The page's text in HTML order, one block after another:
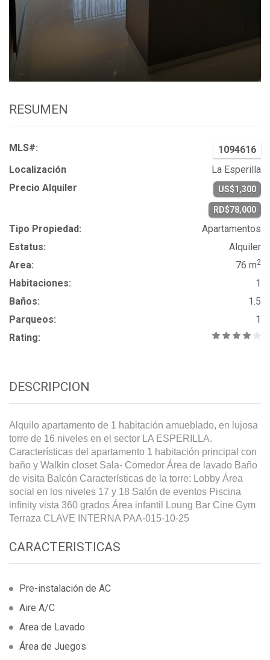
RESUMEN
MLS#:
1094616
Localización
La Esperilla
Precio Alquiler
US$1,300
RD$78,000
Tipo Propiedad:
Apartamentos
Estatus:
Alquiler
Area:
76 m2
Habitaciones:
1
Baños:
1.5
Parqueos:
1
Rating:
DESCRIPCION
Alquilo apartamento de 1 habitación amueblado, en lujosa
torre de 16 niveles en el sector LA ESPERILLA.
Características del apartamento 1 habitación principal con
baño y Walkin closet Sala- Comedor Área de lavado Baño
de visita Balcón Características de la torre: Lobby Área
social en los niveles 17 y 18 Salón de eventos Piscina
infinity vista 360 grados Área infantil Loung Bar Cine Gym
Terraza CLAVE INTERNA PAA-015-10-25
CARACTERISTICAS
Pre-instalación de AC
Aire A/C
Area de Lavado
Área de Juegos